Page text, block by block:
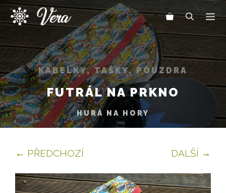
Přeskočit
na
obsah
KABELKY, TAŠKY, POUZDRA
FUTRÁL NA PRKNO
HURÁ NA HORY
← PŘEDCHOZÍ DALŠÍ →